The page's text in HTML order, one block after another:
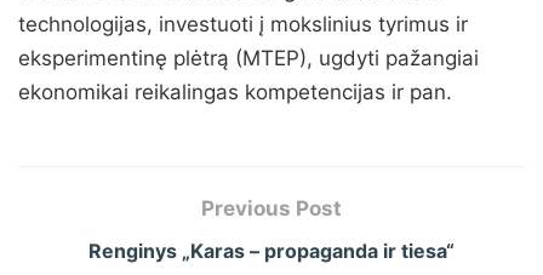
technologijas, investuoti į mokslinius tyrimus ir
eksperimentinę plėtrą (MTEP), ugdyti pažangiai
ekonomikai reikalingas kompetencijas ir pan.
Previous Post
Renginys „Karas – propaganda ir tiesa“